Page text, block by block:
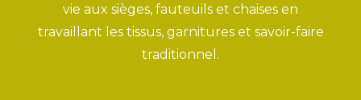
vie aux sièges, fauteuils et chaises en
travaillant les tissus, garnitures et savoir-faire
traditionnel.